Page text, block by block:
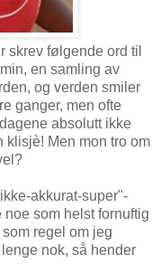
skrev følgende ord til
en samling av
og verden smiler
ganger, men ofte
absolutt ikke
klisjè! Men mon tro om
akkurat-super"-
som helst fornuftig
regel om jeg
nok, så hender